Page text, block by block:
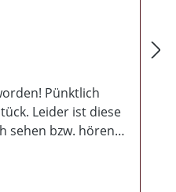
Pünktlich
Leider ist diese
sehen bzw. hören